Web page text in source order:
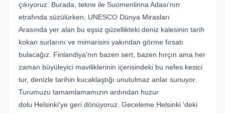
çıkıyoruz. Burada, tekne ile Suomenlinna Adası'nın
etrafında süzülürken, UNESCO Dünya Mirasları
Arasında yer alan bu eşsiz güzellikteki deniz kalesinin tarih
kokan surlarını ve mimarisini yakından görme fırsatı
bulacağız. Finlandiya'nın bazen sert, bazen hırçın ama her
zaman büyüleyici maviliklerinin içerisindeki bu nefes kesici
tur, denizle tarihin kucaklaştığı unutulmaz anlar sunuyor.
Turumuzu tamamlamamızın ardından huzur
dolu Helsinki'ye geri dönüyoruz. Geceleme Helsinki 'deki